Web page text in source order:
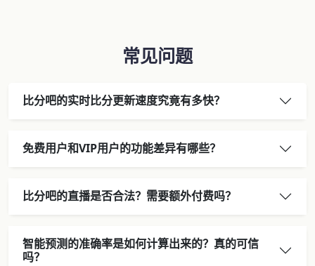
常见问题
比分吧的实时比分更新速度究竟有多快？
免费用户和VIP用户的功能差异有哪些？
比分吧的直播是否合法？需要额外付费吗？
智能预测的准确率是如何计算出来的？真的可信
吗？